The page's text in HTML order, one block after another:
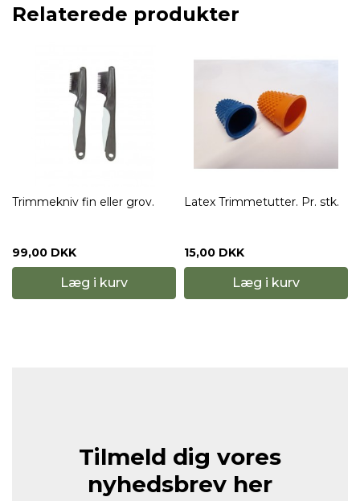
Relaterede produkter
Trimmekniv fin eller grov.
99,00 DKK
Læg i kurv
Latex Trimmetutter. Pr. stk.
15,00 DKK
Læg i kurv
Tilmeld dig vores
nyhedsbrev her